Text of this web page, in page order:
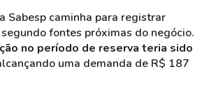
Sabesp caminha para registrar
fontes próximas do negócio.
no período de reserva teria sido
uma demanda de R$ 187